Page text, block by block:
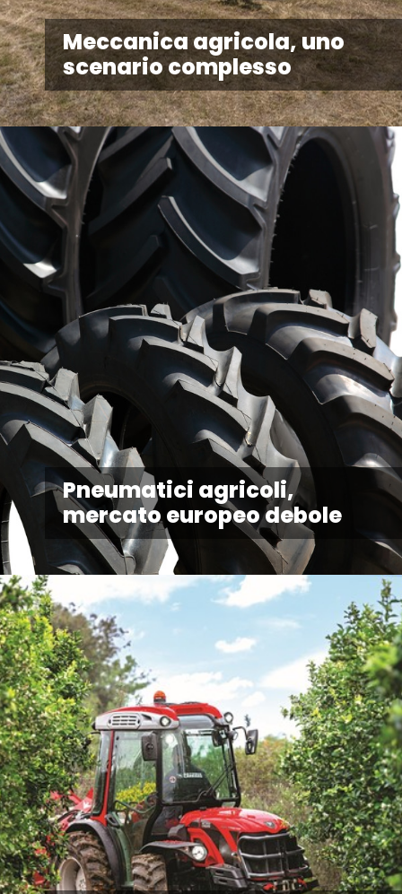
Meccanica agricola, uno
scenario complesso
Pneumatici agricoli,
mercato europeo debole